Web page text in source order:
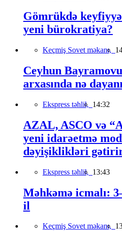
Gömrükdə
yeni bürokratiya?
Keçmiş Sovet məkanı,
Ceyhun
arxasında nə
Ekspress təhlil, 14:32
AZAL, ASCO və
yeni idarəetmə
dəyişiklikləri
Ekspress təhlil, 13:43
Məhkəmə icmalı:
il
Keçmiş Sovet məkanı,